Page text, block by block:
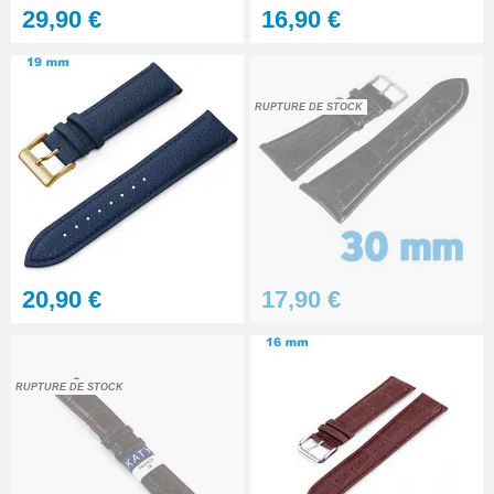
manipulation bracelet montre
Pointeau de pose à 2 têtes
7,90 €
Outil pointeau de pose suisse
Multifonction
29,90 € 16,90 €
20,90 €
RUPTURE DE STOCK
17,90 €
RUPTURE DE STOCK